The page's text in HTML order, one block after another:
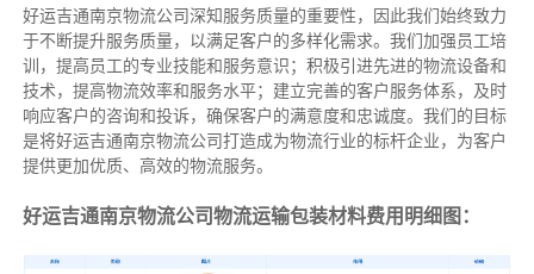
好运吉通南京物流公司深知服务质量的重要性，因此我们始终致力
于不断提升服务质量，以满足客户的多样化需求。我们加强员工培
训，提高员工的专业技能和服务意识；积极引进先进的物流设备和
技术，提高物流效率和服务水平；建立完善的客户服务体系，及时
响应客户的咨询和投诉，确保客户的满意度和忠诚度。我们的目标
是将好运吉通南京物流公司打造成为物流行业的标杆企业，为客户
提供更加优质、高效的物流服务。
好运吉通南京物流公司物流运输包装材料费用明细图：